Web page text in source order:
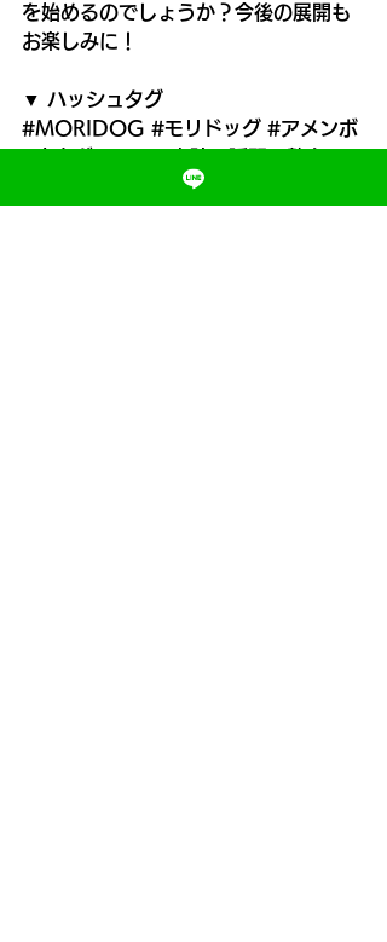
を始めるのでしょうか？今後の展開も
お楽しみに！
▼ ハッシュタグ
#MORIDOG #モリドッグ #アメンボ
#諦めない心が大事